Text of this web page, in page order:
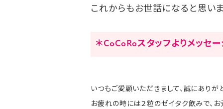
これからもお世話になると思いま
＊CoCoRoスタッフよりメッセ
いつもご愛顧いただきまして、誠にありが
お疲れの時には２粒のゼイタク飲みで、お